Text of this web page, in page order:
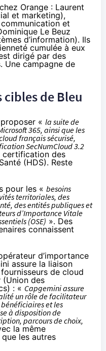
Orange : Laurent
et marketing),
et
Le Beuz
d’information). Ils
cumulée à eux
dirigé par des
Une campagne de
cibles de Bleu
« la suite de
365, ainsi que les
français sécurisé,
SecNumCloud 3.2
certification des
(HDS). Reste
pour les « besoins
territoriales, des
des entités publiques et
d’Importance Vitale
(OSE) ». Des
connaissent
d’importance
assure la liaison
de cloud
(Union des
: « Capgemini assure
un rôle de facilitateur
et les
à disposition de
parcours de choix,
la même
que les autres